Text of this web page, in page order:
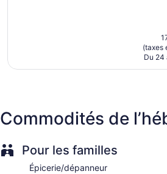
Outdoor picnic space
Fireplace in lobby
ATM
(taxes
Du 24
Commodités de
Pour les familles
Épicerie/dépanneur